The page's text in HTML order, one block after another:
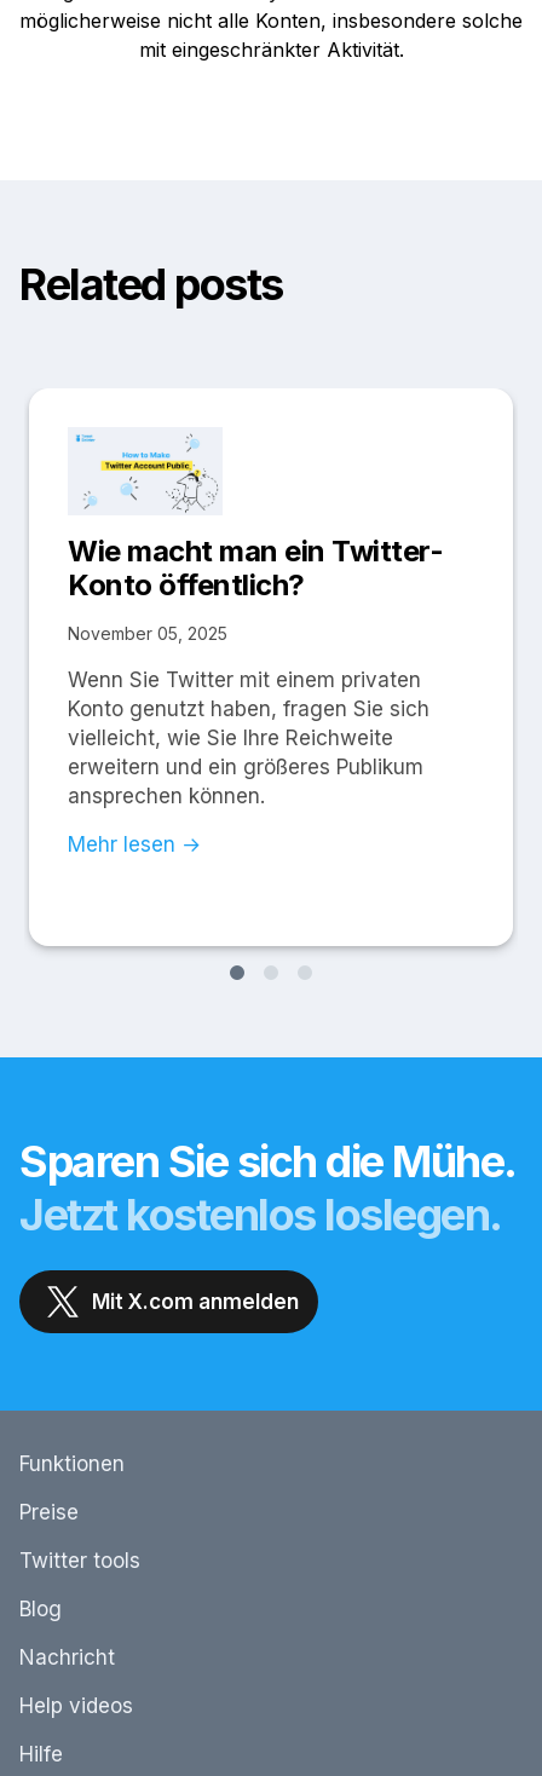
möglicherweise nicht alle Konten, insbesondere solche
mit eingeschränkter Aktivität.
Related posts
Wie macht man ein Twitter-
Konto öffentlich?
November 05, 2025
Wenn Sie Twitter mit einem privaten
Konto genutzt haben, fragen Sie sich
vielleicht, wie Sie Ihre Reichweite
erweitern und ein größeres Publikum
ansprechen können.
Mehr lesen →
Sparen Sie sich die Mühe.
Jetzt kostenlos loslegen.
Mit X.com anmelden
Funktionen
Preise
Twitter tools
Blog
Nachricht
Help videos
Hilfe